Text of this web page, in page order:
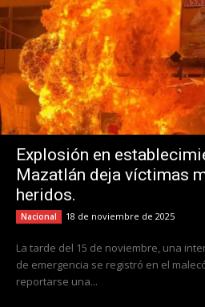
Explosión en
Mazatlán deja víctimas
heridos.
Nacional 18 de noviembre de 2025
La tarde del 15 de noviembre, una
de emergencia se registró en el
reportarse una...